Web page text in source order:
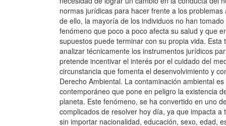
normas jurídicas para hacer frente a los problemas
de ello, la mayoría de los individuos no han
fenómeno que poco a poco afecta su salud y que
supuestos puede terminar con su propia vida. Esta
analizar técnicamente los instrumentos jurídicos
pretende incentivar el interés por el cuidado del
circunstancia que fomenta el desenvolvimiento y
Derecho Ambiental. La contaminación ambiental
contemporáneo que pone en peligro la existencia
planeta. Este fenómeno, se ha convertido en uno
complicados de resolver hoy día, ya que impacta a
sin importar nacionalidad, educación, sexo, edad,